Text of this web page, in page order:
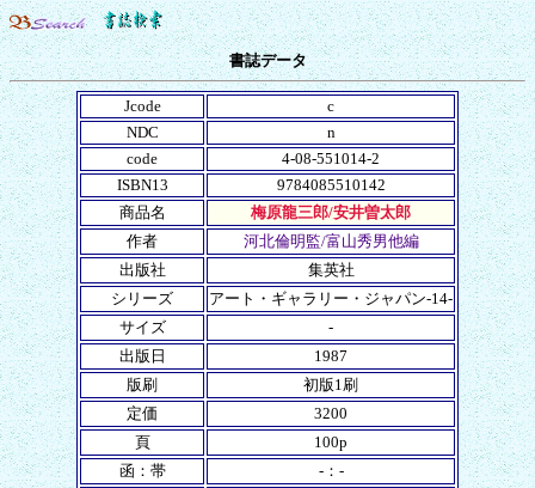
書誌データ
Jcode
c
NDC
n
code
4-08-551014-2
ISBN13
9784085510142
商品名
梅原龍三郎/安井曽太郎
作者
河北倫明監/富山秀男他編
出版社
集英社
シリーズ
アート・ギャラリー・ジャパン-14-
サイズ
-
出版日
1987
版刷
初版1刷
定価
3200
頁
100p
函：帯
-：-